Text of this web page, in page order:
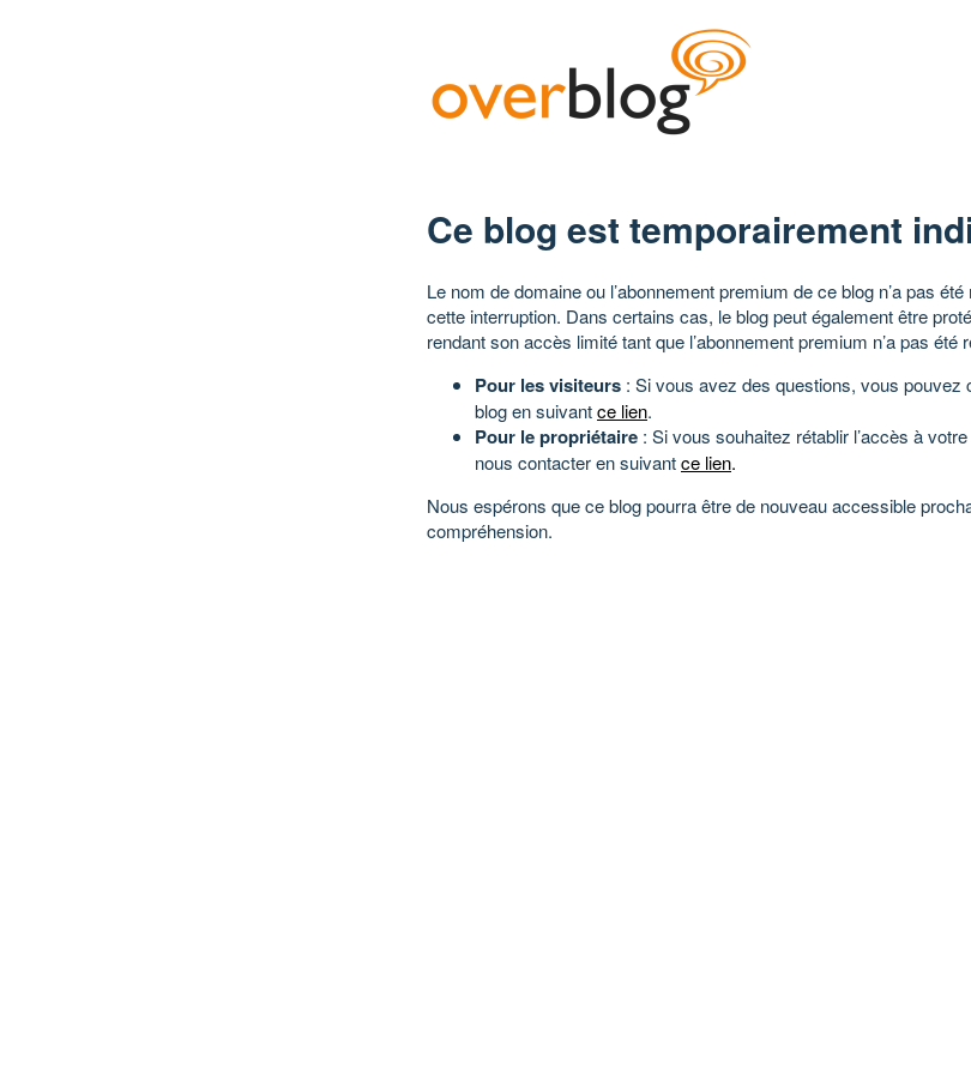
Ce blog est temporairement
Le nom de domaine ou l’abonnement premium de ce blog n’a pas
cette interruption. Dans certains cas, le blog peut également être
rendant son accès limité tant que l’abonnement premium n’a pas été
Pour les visiteurs : Si vous avez des questions, vous pouvez
blog en suivantce lien.
Pour le propriétaire : Si vous souhaitez rétablir l’accès à
nous contacter en suivantce lien.
Nous espérons que ce blog pourra être de nouveau accessible
compréhension.